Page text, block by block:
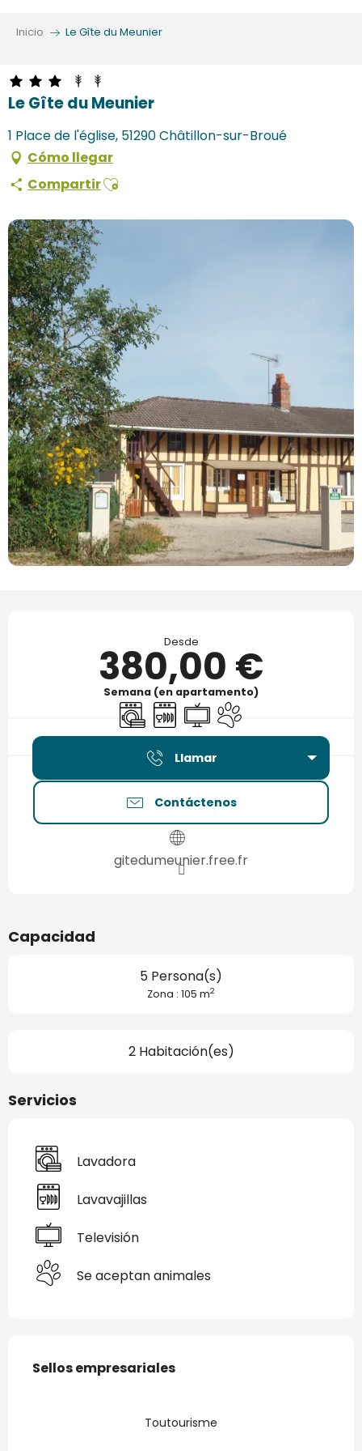
Inicio Le Gîte du Meunier
Le Gîte du Meunier
1 Place de l'église, 51290 Châtillon-sur-Broué
Cómo llegar
CompartirAjouter aux favoris
Desde
380,00 €
Semana (en apartamento)
LavadoraLavavajillas
TelevisiónSe aceptan animales
Llamar
Contáctenos
gitedumeunier.free.fr
Capacidad
5 Persona(s)
Zona : 105 m2
2 Habitación(es)
Servicios
Lavadora
Lavavajillas
Televisión
Se aceptan animales
Sellos empresariales
Sellos empresariales
Toutourisme